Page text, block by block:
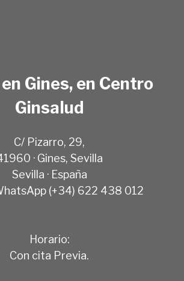
Gines, en Centro
Ginsalud
C/ Pizarro, 29,
· Gines, Sevilla
Sevilla · España
(+34) 622 438 012
Horario:
Con cita Previa.